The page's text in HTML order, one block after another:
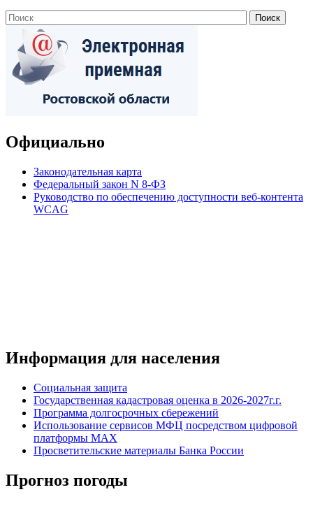
Официально
Законодательная карта
Федеральный закон N 8-ФЗ
Руководство по обеспечению доступности веб-контента
WCAG
Информация для населения
Социальная защита
Государственная кадастровая оценка в 2026-2027г.г.
Программа долгосрочных сбережений
Использование сервисов МФЦ посредством цифровой
платформы MAX
Просветительские материалы Банка России
Прогноз погоды